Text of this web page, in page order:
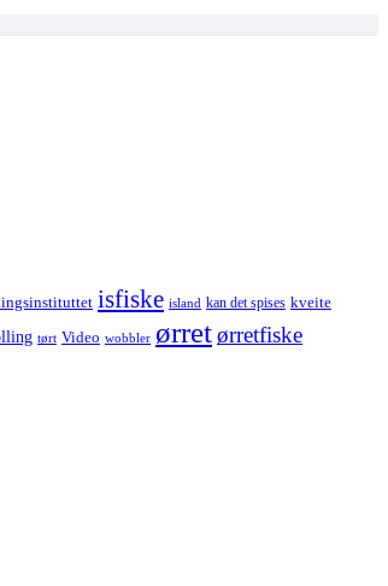
isfiske island kan det spises kveite
tørt Video wobbler ørretørretfiske